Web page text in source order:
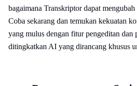
bagaimana Transkriptor dapat
Coba sekarang dan temukan kekuatan
yang mulus dengan fitur pengeditan dan
ditingkatkan AI yang dirancang khusus